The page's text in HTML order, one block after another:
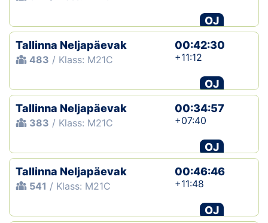
OJ
Tallinna Neljapäevak
483 / Klass: M21C
00:42:30
+11:12
OJ
Tallinna Neljapäevak
383 / Klass: M21C
00:34:57
+07:40
OJ
Tallinna Neljapäevak
541 / Klass: M21C
00:46:46
+11:48
OJ